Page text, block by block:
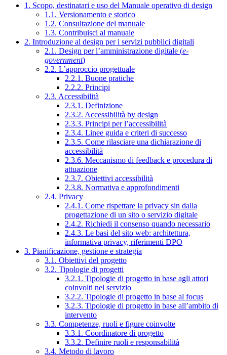
1. Scopo, destinatari e uso del Manuale operativo di design
1.1. Versionamento e storico
1.2. Consultazione del manuale
1.3. Contribuisci al manuale
2. Introduzione al design per i servizi pubblici digitali
2.1. Design per l’amministrazione digitale (e-
government)
2.2. L’approccio progettuale
2.2.1. Buone pratiche
2.2.2. Principi
2.3. Accessibilità
2.3.1. Definizione
2.3.2. Accessibilità by design
2.3.3. Principi per l’accessibilità
2.3.4. Linee guida e criteri di successo
2.3.5. Come rilasciare una dichiarazione di
accessibilità
2.3.6. Meccanismo di feedback e procedura di
attuazione
2.3.7. Obiettivi accessibilità
2.3.8. Normativa e approfondimenti
2.4. Privacy
2.4.1. Come rispettare la privacy sin dalla
progettazione di un sito o servizio digitale
2.4.2. Richiedi il consenso quando necessario
2.4.3. Le basi del sito web: architettura,
informativa privacy, riferimenti DPO
3. Pianificazione, gestione e strategia
3.1. Obiettivi del progetto
3.2. Tipologie di progetti
3.2.1. Tipologie di progetto in base agli attori
coinvolti nel servizio
3.2.2. Tipologie di progetto in base al focus
3.2.3. Tipologie di progetto in base all’ambito di
intervento
3.3. Competenze, ruoli e figure coinvolte
3.3.1. Coordinatore di progetto
3.3.2. Definire ruoli e responsabilità
3.4. Metodo di lavoro